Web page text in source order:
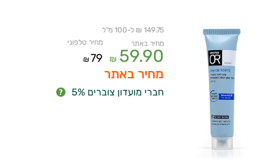
149.75 ₪ ל-100 מ"ל
מחיר באתר
59.90
₪
מחיר טלפוני
79
₪
מחיר באתר
חברי מועדון צוברים 5%